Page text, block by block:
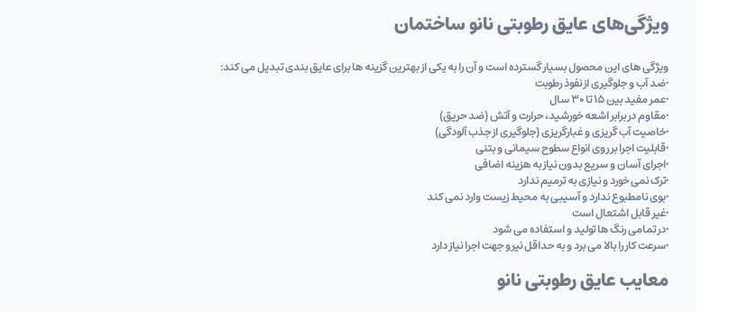
ویژگی‌های عایق رطوبتی نانو ساختمان
ویژگی ‌های این محصول بسیار گسترده است و آن را به یکی از بهترین گزینه ‌ها برای عایق ‌بندی تبدیل می کند:
•ضد آب و جلوگیری از نفوذ رطوبت
•عمر مفید بین 15 تا 30 سال
•مقاوم در برابر اشعه خورشید، حرارت و آتش (ضد حریق)
•خاصیت آب ‌گریزی و غبارگریزی (جلوگیری از جذب آلودگی)
•قابلیت اجرا بر روی انواع سطوح سیمانی و بتنی
•اجرای آسان و سریع بدون نیاز به هزینه اضافی
•ترک نمی ‌خورد و نیازی به ترمیم ندارد
•بوی نامطبوع ندارد و آسیبی به محیط زیست وارد نمی ‌کند
•غیر قابل اشتعال است
•در تمامی رنگ‌ ها تولید و استفاده می ‌شود
•سرعت کار را بالا می‌ برد و به حداقل نیرو جهت اجرا نیاز دارد
معایب عایق رطوبتی نانو